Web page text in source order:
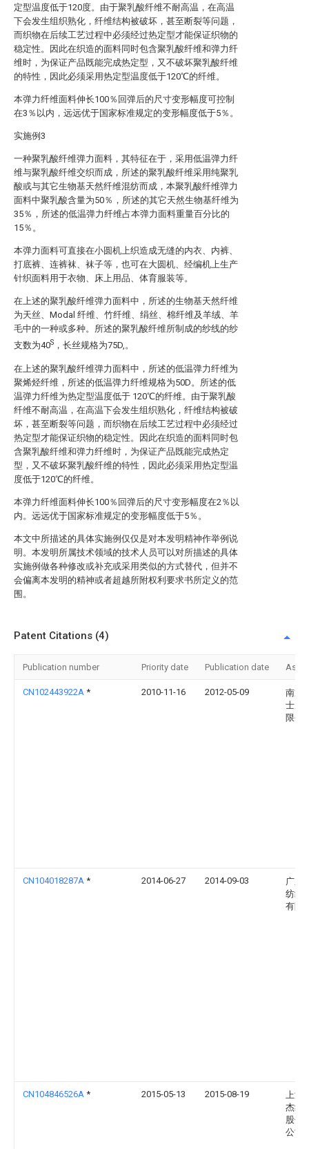
定型温度低于120度。由于聚乳酸纤维不耐高温，在高温
下会发生组织熟化，纤维结构被破坏，甚至断裂等问题，
而织物在后续工艺过程中必须经过热定型才能保证织物的
稳定性。因此在织造的面料同时包含聚乳酸纤维和弹力纤
维时，为保证产品既能完成热定型，又不破坏聚乳酸纤维
的特性，因此必须采用热定型温度低于120℃的纤维。
本弹力纤维面料伸长100％回弹后的尺寸变形幅度可控制
在3％以内，远远优于国家标准规定的变形幅度低于5％。
实施例3
一种聚乳酸纤维弹力面料，其特征在于，采用低温弹力纤
维与聚乳酸纤维交织而成，所述的聚乳酸纤维采用纯聚乳
酸或与其它生物基天然纤维混纺而成，本聚乳酸纤维弹力
面料中聚乳酸含量为50％，所述的其它天然生物基纤维为
35％，所述的低温弹力纤维占本弹力面料重量百分比的
15％。
本弹力面料可直接在小圆机上织造成无缝的内衣、内裤、
打底裤、连裤袜、袜子等，也可在大圆机、经编机上生产
针织面料用于衣物、床上用品、体育服装等。
在上述的聚乳酸纤维弹力面料中，所述的生物基天然纤维
为天丝、Modal 纤维、竹纤维、绢丝、棉纤维及羊绒、羊
毛中的一种或多种。所述的聚乳酸纤维所制成的纱线的纱
支数为40S ，长丝规格为75D,。
在上述的聚乳酸纤维弹力面料中，所述的低温弹力纤维为
聚烯烃纤维，所述的低温弹力纤维规格为50D。所述的低
温弹力纤维为热定型温度低于 120℃的纤维。由于聚乳酸
纤维不耐高温，在高温下会发生组织熟化，纤维结构被破
坏，甚至断裂等问题，而织物在后续工艺过程中必须经过
热定型才能保证织物的稳定性。因此在织造的面料同时包
含聚乳酸纤维和弹力纤维时，为保证产品既能完成热定
型，又不破坏聚乳酸纤维的特性，因此必须采用热定型温
度低于120℃的纤维。
本弹力纤维面料伸长100％回弹后的尺寸变形幅度在2％以
内。远远优于国家标准规定的变形幅度低于5％。
本文中所描述的具体实施例仅仅是对本发明精神作举例说
明。本发明所属技术领域的技术人员可以对所描述的具体
实施例做各种修改或补充或采用类似的方式替代，但并不
会偏离本发明的精神或者超越所附权利要求书所定义的范
围。
Patent Citations (4)
Publication number Priority date Publication date
CN102443922A * 2010-11-16 2012-05-09
南通
士服
限公
CN104018287A * 2014-06-27 2014-09-03
广东
纺织
有限
CN104846526A * 2015-05-13 2015-08-19
上海
杰纺
股份
公司